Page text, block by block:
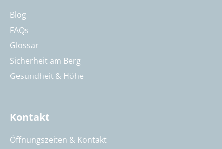
Blog
FAQs
Glossar
Sicherheit am Berg
Gesundheit & Höhe
Kontakt
Öffnungszeiten & Kontakt